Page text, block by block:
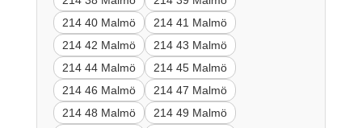
214 40 Malmö
214 41 Malmö
214 42 Malmö
214 43 Malmö
214 44 Malmö
214 45 Malmö
214 46 Malmö
214 47 Malmö
214 48 Malmö
214 49 Malmö